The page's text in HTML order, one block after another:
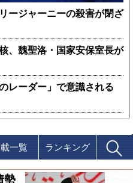
ージャーニーの殺害が閉ざ
、魏聖洛・国家安保室長が
レーダー」で意識される
一覧 ランキング
勢